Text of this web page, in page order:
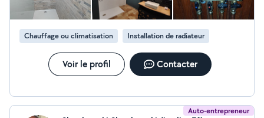
Chauffage ou climatisation Installation de radiateur
Voir le profil Contacter
Auto-entrepreneur